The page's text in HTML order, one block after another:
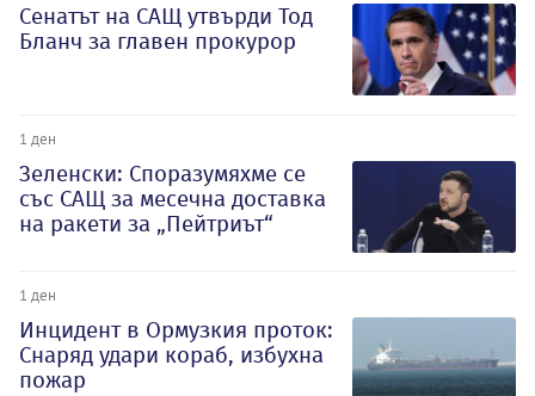
Сенатът на САЩ утвърди Тод
Бланч за главен прокурор
1 ден
Зеленски: Споразумяхме се
със САЩ за месечна доставка
на ракети за „Пейтриът“
1 ден
Инцидент в Ормузкия проток:
Снаряд удари кораб, избухна
пожар